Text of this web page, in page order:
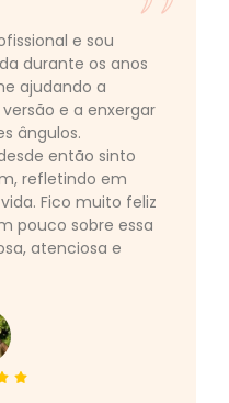
e sou
durante os anos
ajudando a
e a enxergar
ângulos.
então sinto
refletindo em
Fico muito feliz
pouco sobre essa
atenciosa e